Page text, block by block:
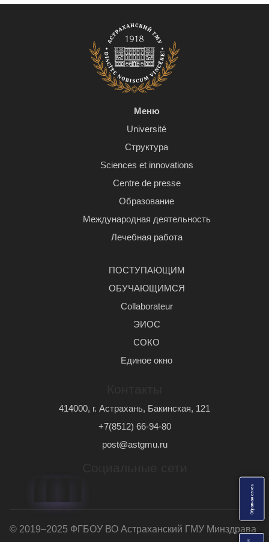
О
б
р
а
т
н
а
я
с
в
я
з
ь
Меню
Université
Структура
Sciences et innovations
Centre de presse
Образование
Международная деятельность
Лечебная работа
ПОСТУПАЮЩИМ
ОБУЧАЮЩИМСЯ
Сollaborateur
ЭИОС
СОКО
Единое окно
414000, г. Астрахань, Бакинская, 121
+7(8512) 66-94-80
post@astgmu.ru
© 2019–2025 ФГБОУ ВО Астраханский ГМУ Минздрава